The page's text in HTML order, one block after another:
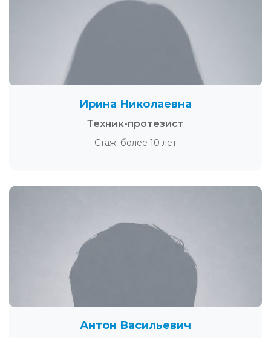
Ирина Николаевна
Техник-протезист
Стаж: более 10 лет
Антон Васильевич